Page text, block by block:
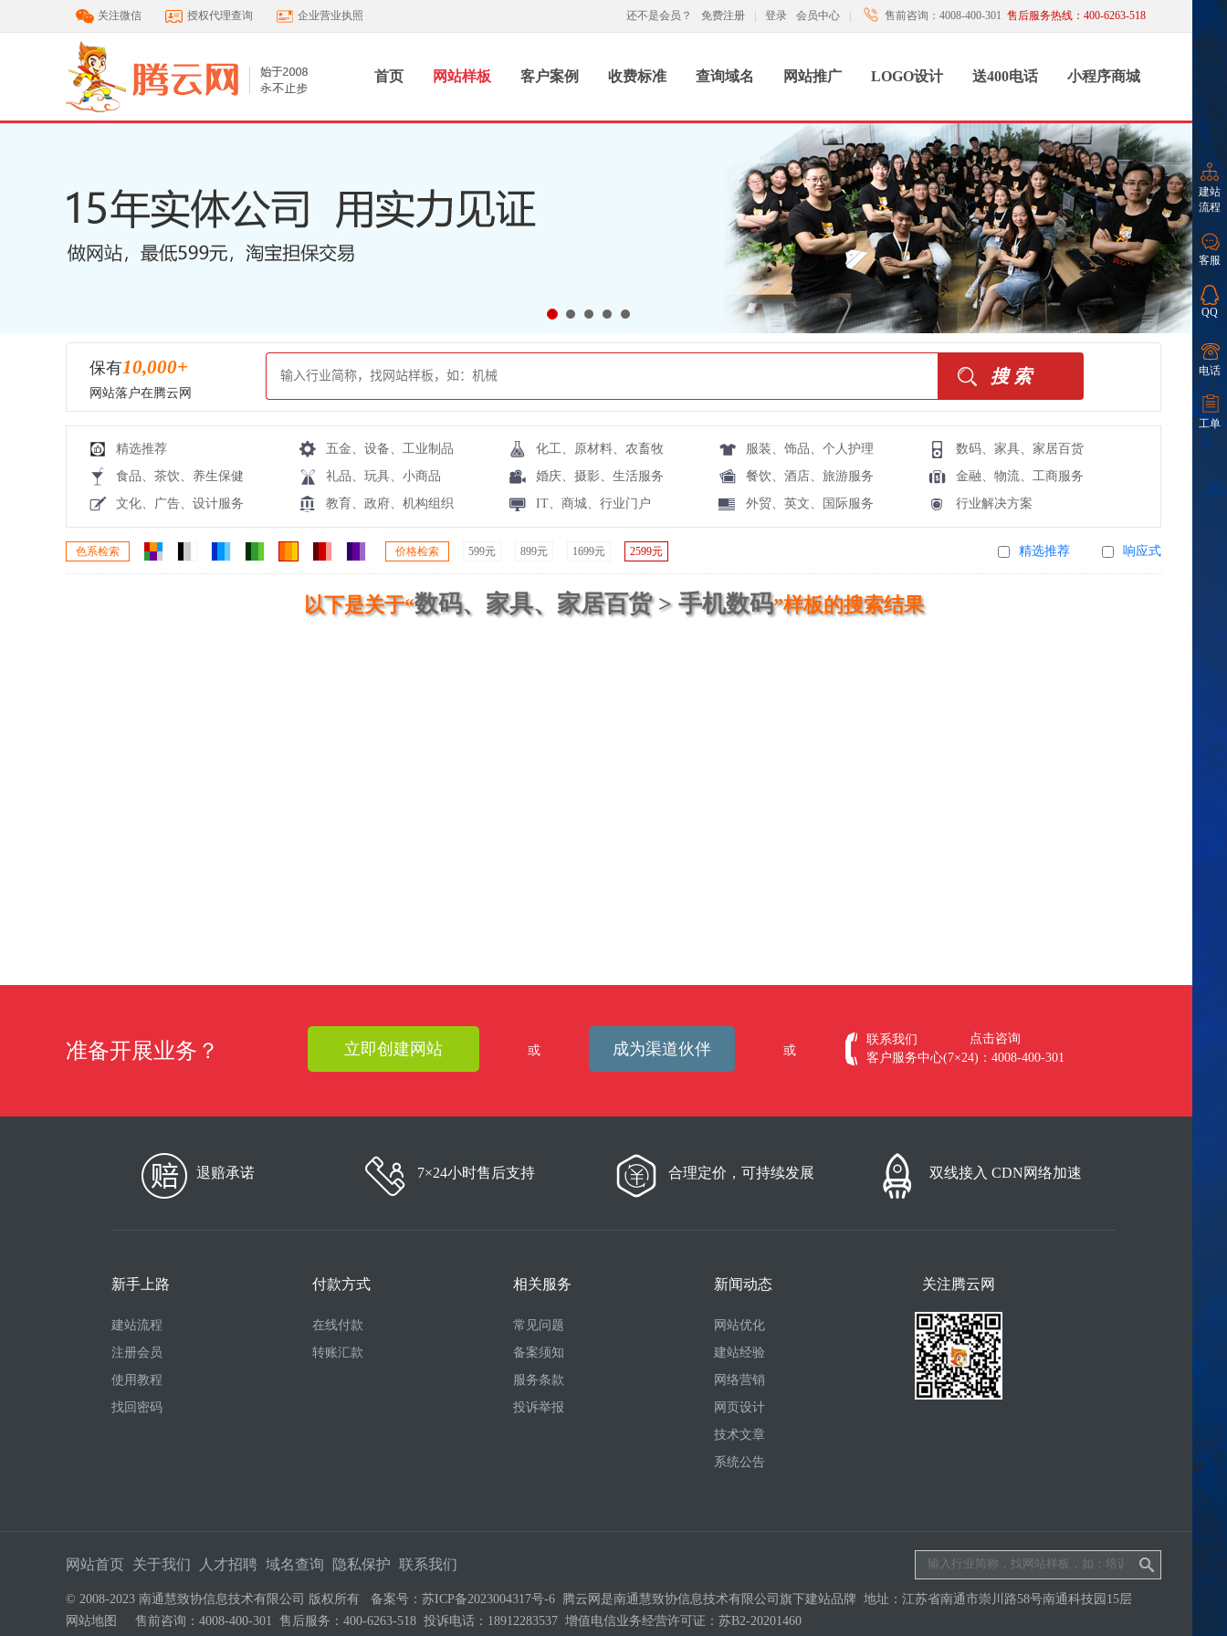
建站
流程
客服
QQ
电话
工单
关注微信 授权代理查询 企业营业执照 售前咨询：4008-400-301 售后服务热线：400-6263-518
会员中心
登录
免费注册
还不是会员？
首页 网站样板 客户案例 收费标准 查询域名 网站推广 LOGO设计 送400电话 小程序商城
保有10,000+
网站落户在腾云网
精选推荐 五金、设备、工业制品 化工、原材料、农畜牧 服装、饰品、个人护理
数码、家具、家居百货
食品、茶饮、养生保健
礼品、玩具、小商品 婚庆、摄影、生活服务 餐饮、酒店、旅游服务
金融、物流、工商服务
文化、广告、设计服务
教育、政府、机构组织 IT、商城、行业门户 外贸、英文、国际服务 行业解决方案
色系检索 价格检索 599元 899元 1699元 2599元 响应式
精选推荐
以下是关于“数码、家具、家居百货 > 手机数码”样板的搜索结果
准备开展业务？ 立即创建网站 或 成为渠道伙伴 或
点击咨询
联系我们
客户服务中心(7×24)：4008-400-301
退赔承诺 7×24小时售后支持 合理定价，可持续发展 双线接入 CDN网络加速
新手上路
建站流程
注册会员
使用教程
找回密码
付款方式
在线付款
转账汇款
相关服务
常见问题
备案须知
服务条款
投诉举报
新闻动态
网站优化
建站经验
网络营销
网页设计
技术文章
系统公告
关注腾云网
网站首页 关于我们 人才招聘 域名查询 隐私保护 联系我们
© 2008-2023 南通慧致协信息技术有限公司 版权所有 备案号： 苏ICP备2023004317号-6 腾云网是南通慧致协信息技术有限公司旗下建站品牌 地址：江苏省南通市崇川路58号南通科技园15层
网站地图
售前咨询：4008-400-301 售后服务：400-6263-518 投诉电话：18912283537 增值电信业务经营许可证： 苏B2-20201460